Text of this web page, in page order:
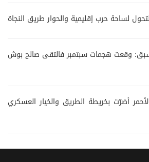
لساحة حرب إقليمية والحوار طريق النجاة
وقعت هجمات سبتمبر فالتقى صالح بوش
أضرّت بخريطة الطريق والخيار العسكري